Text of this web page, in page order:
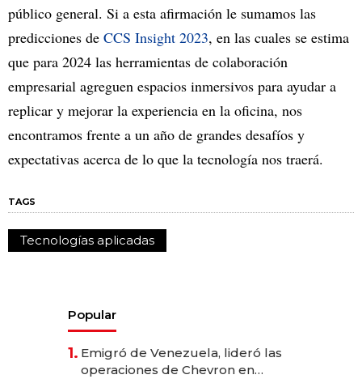
público general. Si a esta afirmación le sumamos las
predicciones de CCS Insight 2023, en las cuales se estima
que para 2024 las herramientas de colaboración
empresarial agreguen espacios inmersivos para ayudar a
replicar y mejorar la experiencia en la oficina, nos
encontramos frente a un año de grandes desafíos y
expectativas acerca de lo que la tecnología nos traerá.
TAGS
Tecnologías aplicadas
Popular
1. Emigró de Venezuela, lideró las
operaciones de Chevron en